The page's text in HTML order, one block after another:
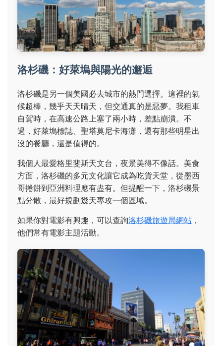
洛杉磯：好萊塢與陽光的邂逅
洛杉磯是另一個美國必去城市的熱門選擇。這裡的氣
候超棒，幾乎天天晴天，但交通真的是惡夢。我租車
自駕時，在高速公路上塞了兩小時，差點崩潰。不
過，好萊塢標誌、聖塔莫尼卡海灘，還有那些明星出
沒的餐廳，還是值得的。
我個人最愛格里斐斯天文台，夜景美得不像話。美食
方面，洛杉磯的多元文化讓它成為吃貨天堂，從墨西
哥捲餅到亞洲料理應有盡有。但提醒一下，洛杉磯景
點分散，最好規劃幾天專攻一個區域。
如果你對電影有興趣，可以查詢洛杉磯旅遊局網站 ，
他們常有電影主題活動。